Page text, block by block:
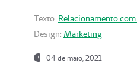
Texto: Relacionamento
Design: Marketing
04 de maio, 2021